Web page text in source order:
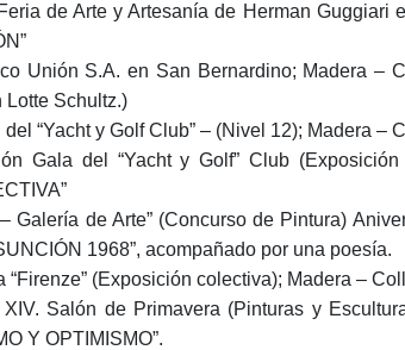
de Arte y Artesanía de Herman Guggiari
Unión S.A. en San Bernardino; Madera –
Lotte Schultz.)
“Yacht y Golf Club” – (Nivel 12); Madera –
Gala del “Yacht y Golf” Club
Galería de Arte” (Concurso de Pintura)
1968”, acompañado por una poesía.
(Exposición colectiva); Madera –
Salón de Primavera (Pinturas y
Y OPTIMISMO”.